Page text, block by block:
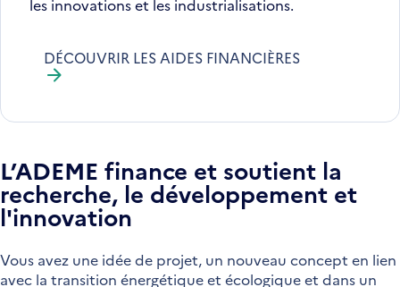
les innovations et les industrialisations.
DÉCOUVRIR LES AIDES FINANCIÈRES
L’ADEME finance et soutient la
recherche, le développement et
l'innovation
Vous avez une idée de projet, un nouveau concept en lien
avec la transition énergétique et écologique et dans un